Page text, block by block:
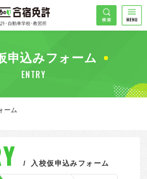
宿免許
･自動車学校･教習所
の合宿免許ランキング
検索
申込みフォーム
ENTRY
ーム
入校仮申込みフォーム